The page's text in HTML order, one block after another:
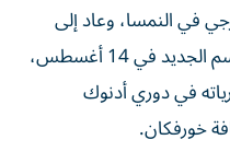
في النمسا، وعاد إلى
دبي، الأحد، تحضيراً لانطلاق الموسم الجديد في 14 أغسطس،
في دوري أدنوك